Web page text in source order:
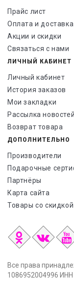
Прайс лист
Оплата и доставка
Акции и скидки
Связаться с нами
ЛИЧНЫЙ КАБИНЕТ
Личный кабинет
История заказов
Мои закладки
Рассылка новостей
Возврат товара
ДОПОЛНИТЕЛЬНО
Производители
Подарочные
Партнёры
Карта сайта
Товары со скидкой
Все права
1086952004996